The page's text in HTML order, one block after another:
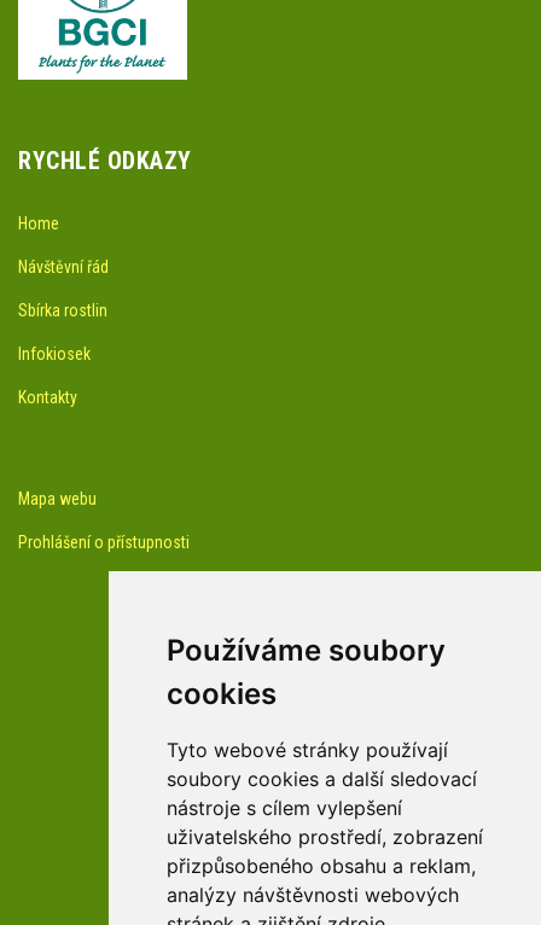
Používáme soubory
cookies
Tyto webové stránky používají
soubory cookies a další sledovací
nástroje s cílem vylepšení
uživatelského prostředí, zobrazení
přizpůsobeného obsahu a reklam,
analýzy návštěvnosti webových
RYCHLÉ ODKAZY
Home
Návštěvní řád
Sbírka rostlin
Infokiosek
Kontakty
Mapa webu
Prohlášení o přístupnosti
Youtube kanál arboreta